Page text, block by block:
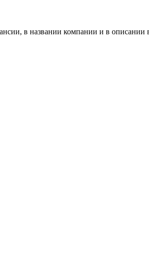
в названии компании и в описании